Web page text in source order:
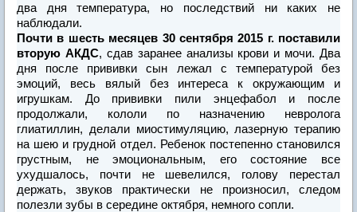
два дня температура, но последствий ни каких не
наблюдали.
Почти в шесть месяцев 30 сентября 2015 г. поставили
вторую АКДС, сдав заранее анализы крови и мочи. Два
дня после прививки сын лежал с температурой без
эмоций, весь вялый без интереса к окружающим и
игрушкам. До прививки пили энцефабол и после
продолжали, кололи по назначению невролога
глиатиллин, делали миостимуляцию, лазерную терапию
на шею и грудной отдел. Ребенок постепенно становился
грустным, не эмоциональным, его состояние все
ухудшалось, почти не шевелился, голову перестал
держать, звуков практически не произносил, следом
полезли зубы в середине октября, немного сопли.